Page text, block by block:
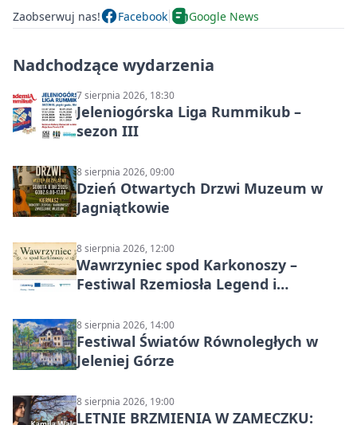
Zaobserwuj nas! Facebook Google News
Nadchodzące wydarzenia
7 sierpnia 2026, 18:30
Jeleniogórska Liga Rummikub –
sezon III
8 sierpnia 2026, 09:00
Dzień Otwartych Drzwi Muzeum w
Jagniątkowie
8 sierpnia 2026, 12:00
Wawrzyniec spod Karkonoszy –
Festiwal Rzemiosła Legend i
8 sierpnia 2026, 14:00
Festiwal Światów Równoległych w
Jeleniej Górze
8 sierpnia 2026, 19:00
LETNIE BRZMIENIA W ZAMECZKU: